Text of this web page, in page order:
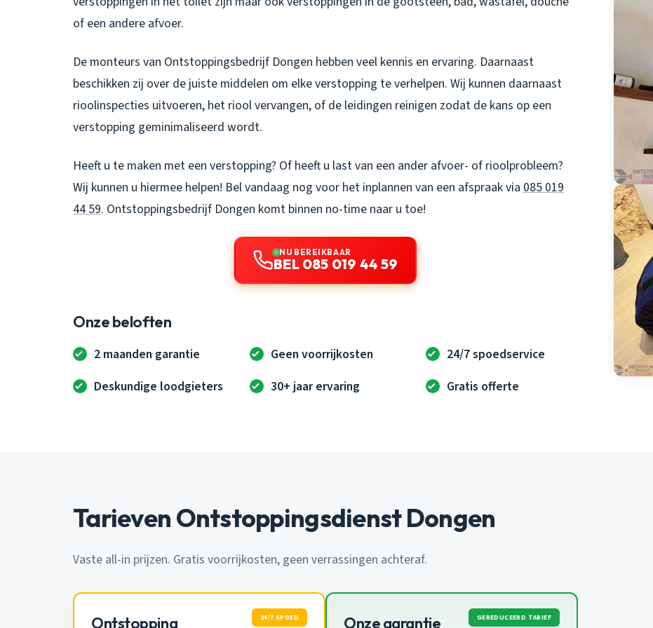
of een andere afvoer.
De monteurs van Ontstoppingsbedrijf Dongen hebben veel kennis en ervaring. Daarnaast
beschikken zij over de juiste middelen om elke verstopping te verhelpen. Wij kunnen daarnaast
rioolinspecties uitvoeren, het riool vervangen, of de leidingen reinigen zodat de kans op een
verstopping geminimaliseerd wordt.
Heeft u te maken met een verstopping? Of heeft u last van een ander afvoer- of rioolprobleem?
Wij kunnen u hiermee helpen! Bel vandaag nog voor het inplannen van een afspraak via 085 019
44 59. Ontstoppingsbedrijf Dongen komt binnen no-time naar u toe!
NU BEREIKBAAR
BEL 085 019 44 59
Onze beloften
2 maanden garantie Geen voorrijkosten
24/7 spoedservice
Deskundige loodgieters
30+ jaar ervaring Gratis offerte
Tarieven Ontstoppingsdienst Dongen
Vaste all-in prijzen. Gratis voorrijkosten, geen verrassingen achteraf.
Ontstopping 24/7 SPOED Onze garantie GEREDUCEERD TARIEF